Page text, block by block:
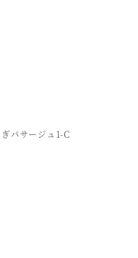
パサージュ1-C